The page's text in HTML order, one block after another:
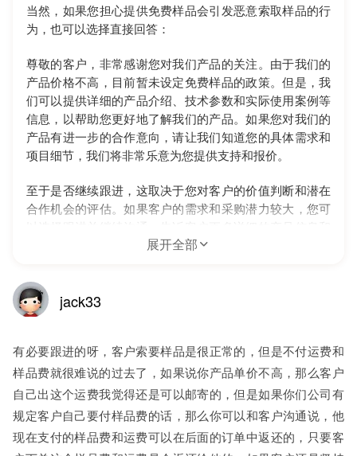
当然，如果您担心提供免费样品会引发恶意索取样品的行
为，也可以选择直接回答：
尊敬的客户，非常感谢您对我们产品的关注。由于我们的
产品价格不高，目前暂未设定免费样品的政策。但是，我
们可以提供详细的产品介绍、技术参数和实际使用案例等
信息，以帮助您更好地了解我们的产品。如果您对我们的
产品有进一步的合作意向，请让我们知道您的具体需求和
项目细节，我们将非常乐意为您提供支持和报价。
至于是否继续跟进，这取决于您对客户的价值判断和潜在
合作机会的评估。如果客户的需求和采购潜力较大，您可
合作条件。如果客户的采购意愿不明确或者价值较低，您
系，但不需要过多投入时间和资源去追踪跟进。
2023-07-04
追问
展开全部
jack33
有必要跟进的呀，客户索要样品是很正常的，但是不付运费和
样品费就很难说的过去了，如果说你产品单价不高，那么客户
自己出这个运费我觉得还是可以邮寄的，但是如果你们公司有
规定客户自己要付样品费的话，那么你可以和客户沟通说，他
现在支付的样品费和运费可以在后面的订单中返还的，只要客